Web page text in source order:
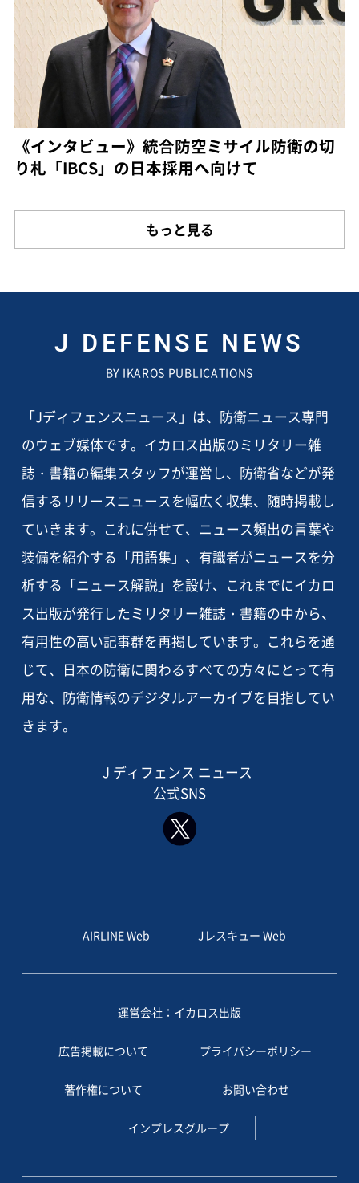
《インタビュー》統合防空ミサイル防衛の切
り札「IBCS」の日本採用へ向けて
もっと見る
J DEFENSE NEWS
BY IKAROS PUBLICATIONS
「Jディフェンスニュース」は、防衛ニュース専門
のウェブ媒体です。イカロス出版のミリタリー雑
誌・書籍の編集スタッフが運営し、防衛省などが発
信するリリースニュースを幅広く収集、随時掲載し
ていきます。これに併せて、ニュース頻出の言葉や
装備を紹介する「用語集」、有識者がニュースを分
析する「ニュース解説」を設け、これまでにイカロ
ス出版が発行したミリタリー雑誌・書籍の中から、
有用性の高い記事群を再掲しています。これらを通
じて、日本の防衛に関わるすべての方々にとって有
用な、防衛情報のデジタルアーカイブを目指してい
きます。
J ディフェンス ニュース
公式SNS
AIRLINE Web Jレスキュー Web
運営会社：イカロス出版
広告掲載について プライバシーポリシー
著作権について お問い合わせ
インプレスグループ